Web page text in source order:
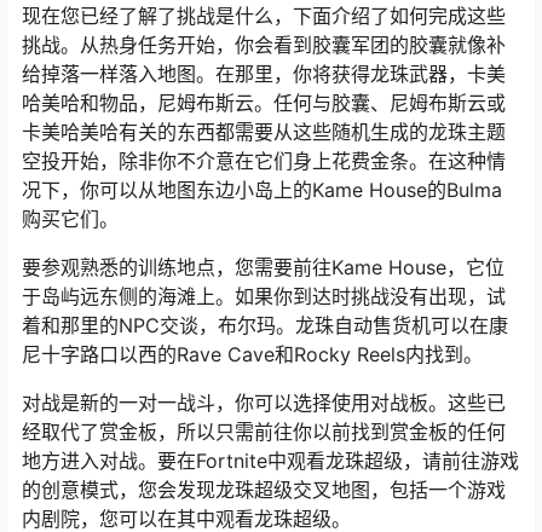
现在您已经了解了挑战是什么，下面介绍了如何完成这些
挑战。从热身任务开始，你会看到胶囊军团的胶囊就像补
给掉落一样落入地图。在那里，你将获得龙珠武器，卡美
哈美哈和物品，尼姆布斯云。任何与胶囊、尼姆布斯云或
卡美哈美哈有关的东西都需要从这些随机生成的龙珠主题
空投开始，除非你不介意在它们身上花费金条。在这种情
况下，你可以从地图东边小岛上的Kame House的Bulma
购买它们。
要参观熟悉的训练地点，您需要前往Kame House，它位
于岛屿远东侧的海滩上。如果你到达时挑战没有出现，试
着和那里的NPC交谈，布尔玛。龙珠自动售货机可以在康
尼十字路口以西的Rave Cave和Rocky Reels内找到。
对战是新的一对一战斗，你可以选择使用对战板。这些已
经取代了赏金板，所以只需前往你以前找到赏金板的任何
地方进入对战。要在Fortnite中观看龙珠超级，请前往游戏
的创意模式，您会发现龙珠超级交叉地图，包括一个游戏
内剧院，您可以在其中观看龙珠超级。